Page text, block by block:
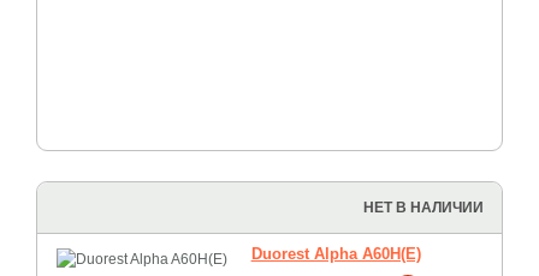
НЕТ В НАЛИЧИИ
Duorest Alpha A60H(E)